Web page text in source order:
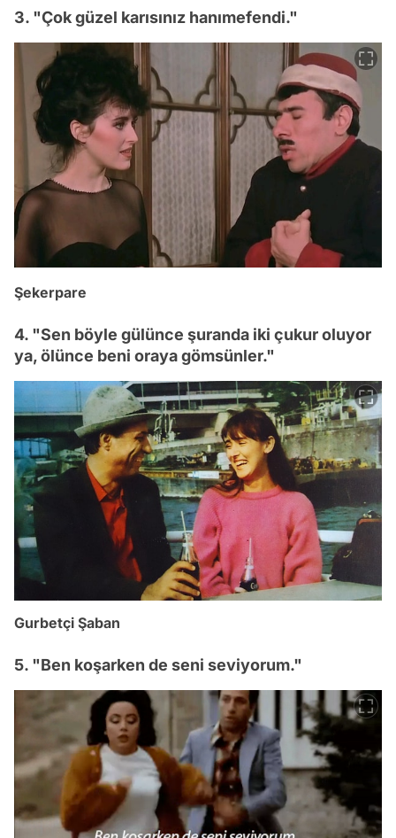
3. "Çok güzel karısınız hanımefendi."
Şekerpare
4. "Sen böyle gülünce şuranda iki çukur oluyor
ya, ölünce beni oraya gömsünler."
Gurbetçi Şaban
5. "Ben koşarken de seni seviyorum."